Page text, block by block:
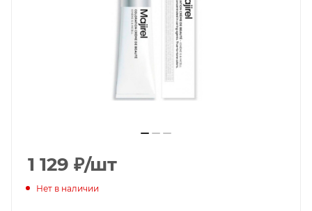
1 129 ₽/шт
Нет в наличии